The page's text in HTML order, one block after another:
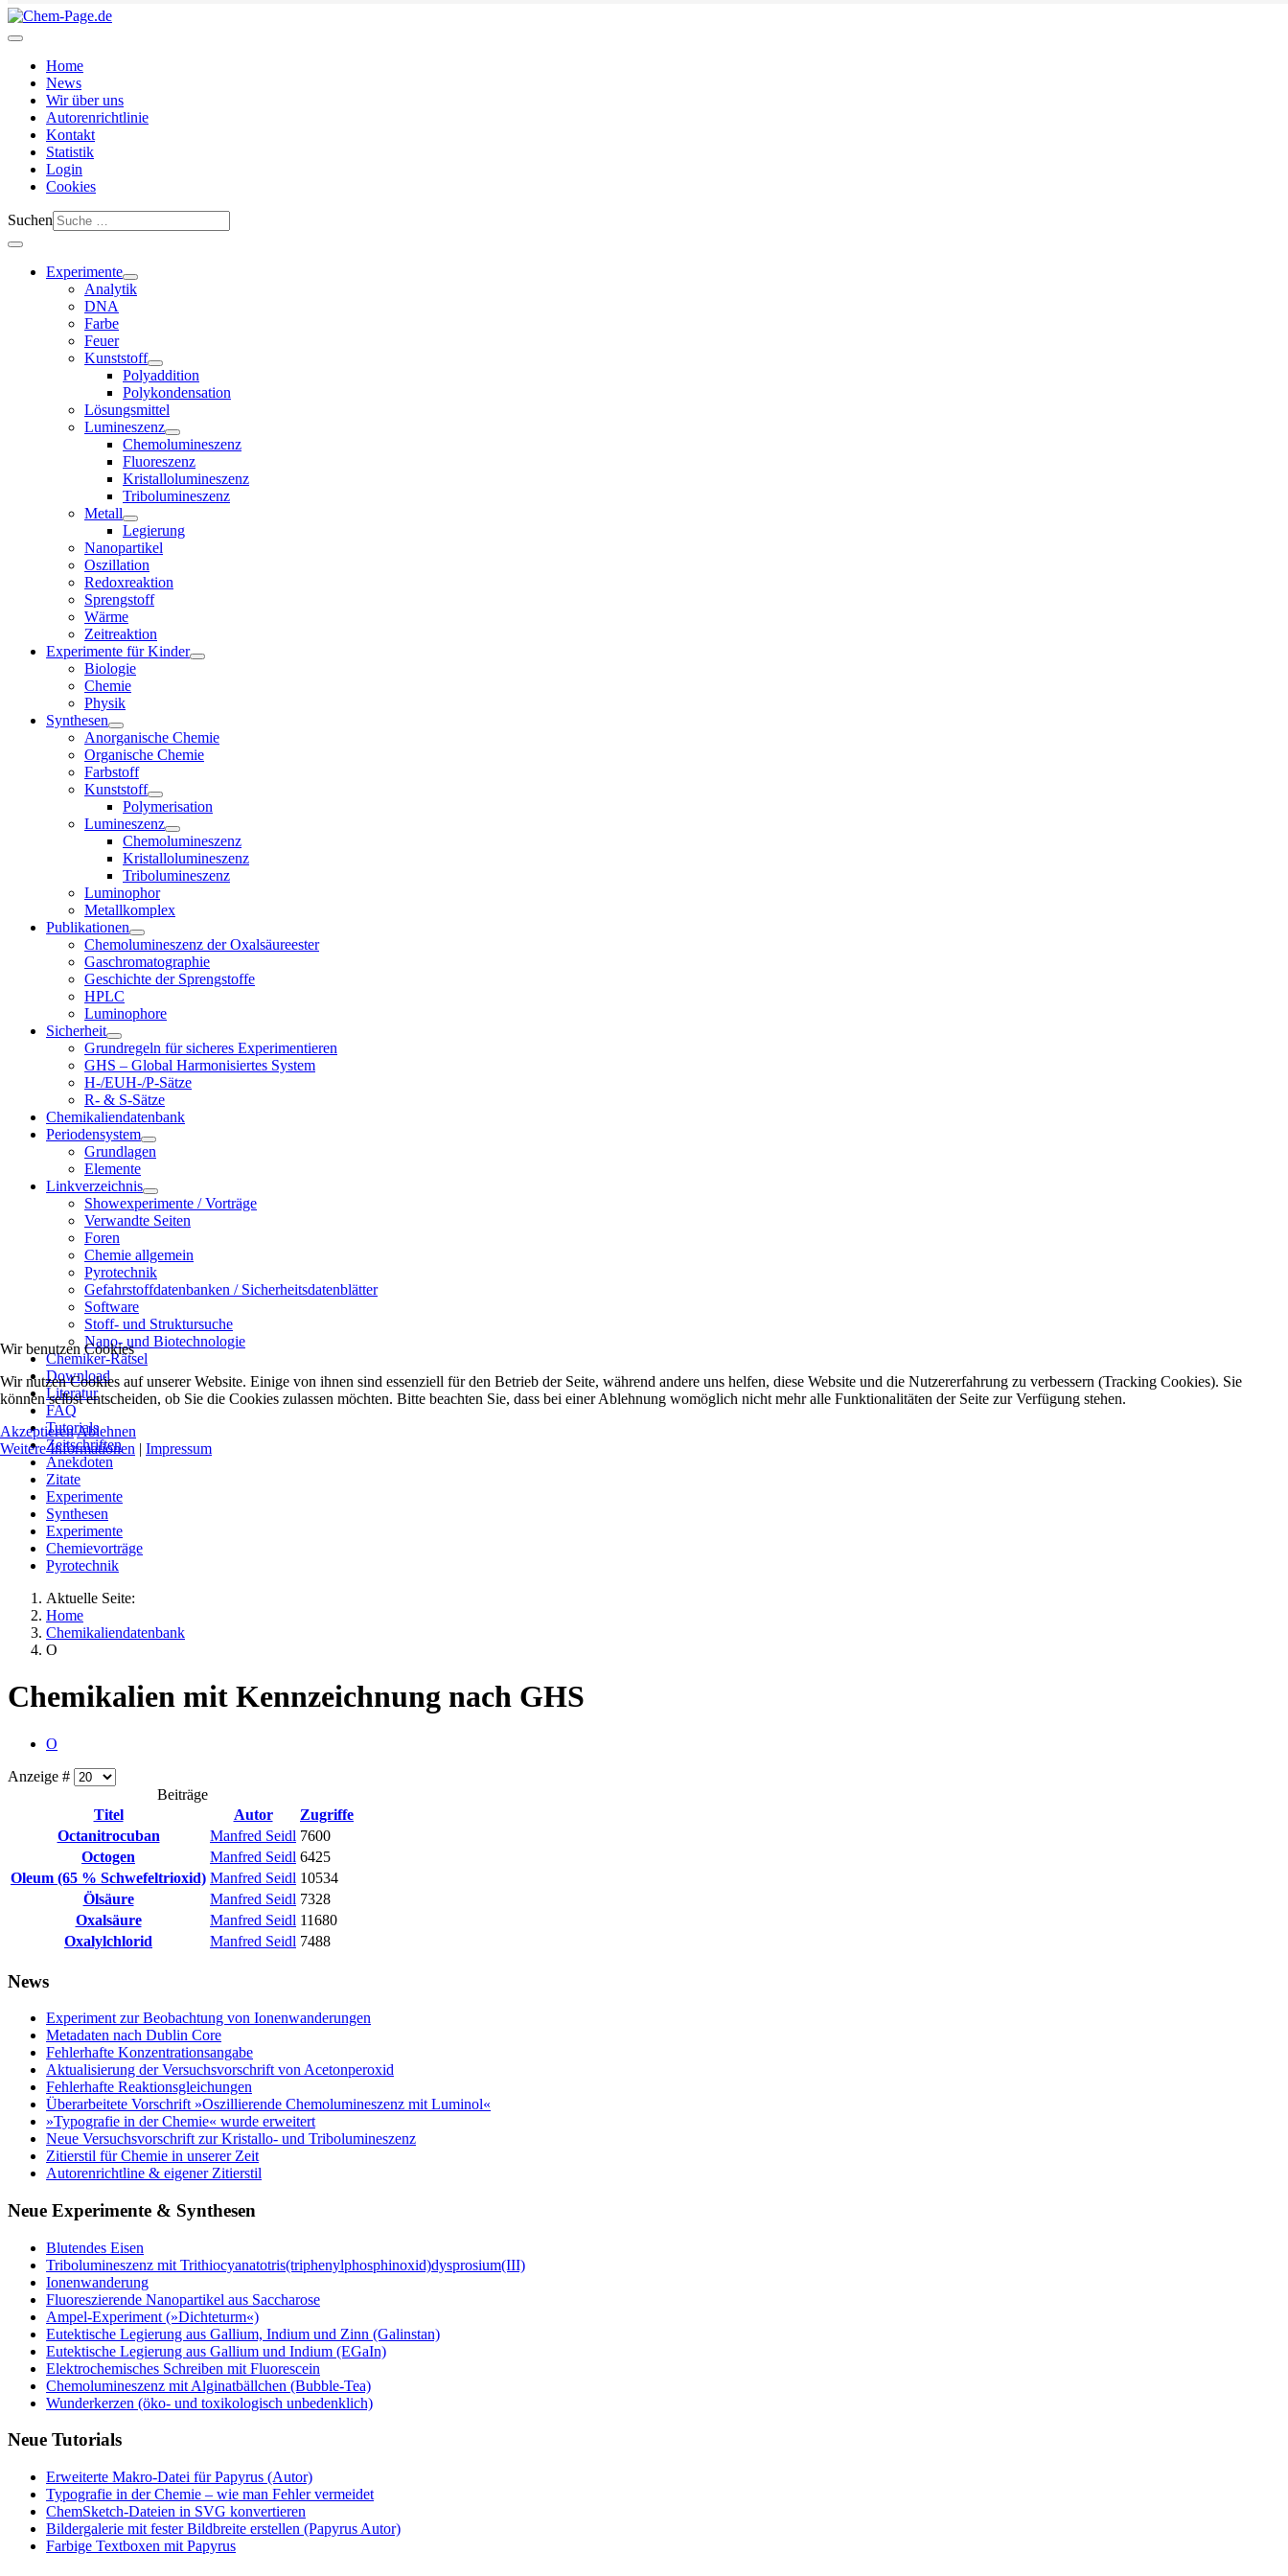
Home
News
Wir über uns
Autorenrichtlinie
Kontakt
Statistik
Login
Cookies
Suchen
Experimente
Analytik
DNA
Farbe
Feuer
Kunststoff
Polyaddition
Polykondensation
Lösungsmittel
Lumineszenz
Chemolumineszenz
Fluoreszenz
Kristallolumineszenz
Tribolumineszenz
Metall
Legierung
Nanopartikel
Oszillation
Redoxreaktion
Sprengstoff
Wärme
Zeitreaktion
Experimente für Kinder
Biologie
Chemie
Physik
Synthesen
Anorganische Chemie
Organische Chemie
Farbstoff
Kunststoff
Polymerisation
Lumineszenz
Chemolumineszenz
Kristallolumineszenz
Tribolumineszenz
Luminophor
Metallkomplex
Publikationen
Chemolumineszenz der Oxalsäureester
Gaschromatographie
Geschichte der Sprengstoffe
HPLC
Luminophore
Sicherheit
Grundregeln für sicheres Experimentieren
GHS – Global Harmonisiertes System
H-/EUH-/P-Sätze
R- & S-Sätze
Chemikaliendatenbank
Periodensystem
Grundlagen
Elemente
Linkverzeichnis
Showexperimente / Vorträge
Verwandte Seiten
Foren
Chemie allgemein
Pyrotechnik
Gefahrstoffdatenbanken / Sicherheitsdatenblätter
Software
Stoff- und Struktursuche
Nano- und Biotechnologie
Chemiker-Rätsel
Download
Literatur
FAQ
Tutorials
Zeitschriften
Anekdoten
Zitate
Experimente
Synthesen
Experimente
Chemievorträge
Pyrotechnik
Aktuelle Seite:
Home
Chemikaliendatenbank
O
Chemikalien mit Kennzeichnung nach GHS
O
Anzeige #
Beiträge
Titel
Autor
Zugriffe
Octanitrocuban
Manfred Seidl 7600
Octogen
Manfred Seidl 6425
Oleum (65 % Schwefeltrioxid) Manfred Seidl 10534
Ölsäure
Manfred Seidl 7328
Oxalsäure
Manfred Seidl 11680
Oxalylchlorid
Manfred Seidl 7488
News
Experiment zur Beobachtung von Ionenwanderungen
Metadaten nach Dublin Core
Fehlerhafte Konzentrationsangabe
Aktualisierung der Versuchsvorschrift von Acetonperoxid
Fehlerhafte Reaktionsgleichungen
Überarbeitete Vorschrift »Oszillierende Chemolumineszenz mit Luminol«
»Typografie in der Chemie« wurde erweitert
Neue Versuchsvorschrift zur Kristallo- und Tribolumineszenz
Zitierstil für Chemie in unserer Zeit
Autorenrichtline & eigener Zitierstil
Neue Experimente & Synthesen
Blutendes Eisen
Tribolumineszenz mit Trithiocyanatotris(triphenylphosphinoxid)dysprosium(III)
Ionenwanderung
Fluoreszierende Nanopartikel aus Saccharose
Ampel-Experiment (»Dichteturm«)
Eutektische Legierung aus Gallium, Indium und Zinn (Galinstan)
Eutektische Legierung aus Gallium und Indium (EGaIn)
Elektrochemisches Schreiben mit Fluorescein
Chemolumineszenz mit Alginatbällchen (Bubble-Tea)
Wunderkerzen (öko- und toxikologisch unbedenklich)
Neue Tutorials
Erweiterte Makro-Datei für Papyrus (Autor)
Typografie in der Chemie – wie man Fehler vermeidet
ChemSketch-Dateien in SVG konvertieren
Bildergalerie mit fester Bildbreite erstellen (Papyrus Autor)
Farbige Textboxen mit Papyrus
Wir benutzen Cookies
Wir nutzen Cookies auf unserer Website. Einige von ihnen sind essenziell für den Betrieb der Seite, während andere uns helfen, diese Website und die Nutzererfahrung zu verbessern (Tracking Cookies). Sie
können selbst entscheiden, ob Sie die Cookies zulassen möchten. Bitte beachten Sie, dass bei einer Ablehnung womöglich nicht mehr alle Funktionalitäten der Seite zur Verfügung stehen.
AkzeptierenAblehnen
Weitere Informationen | Impressum